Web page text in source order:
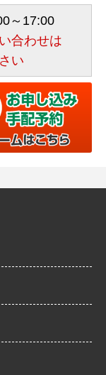
～17:00
合わせは
い